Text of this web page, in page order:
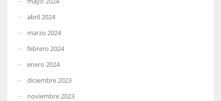
abril 2024
marzo 2024
febrero 2024
enero 2024
diciembre 2023
noviembre 2023